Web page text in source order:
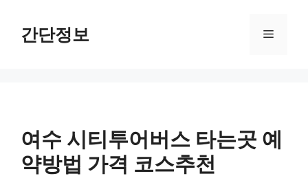
간단정보 메
여수 시티투어버스 타는곳 예
약방법 가격 코스추천